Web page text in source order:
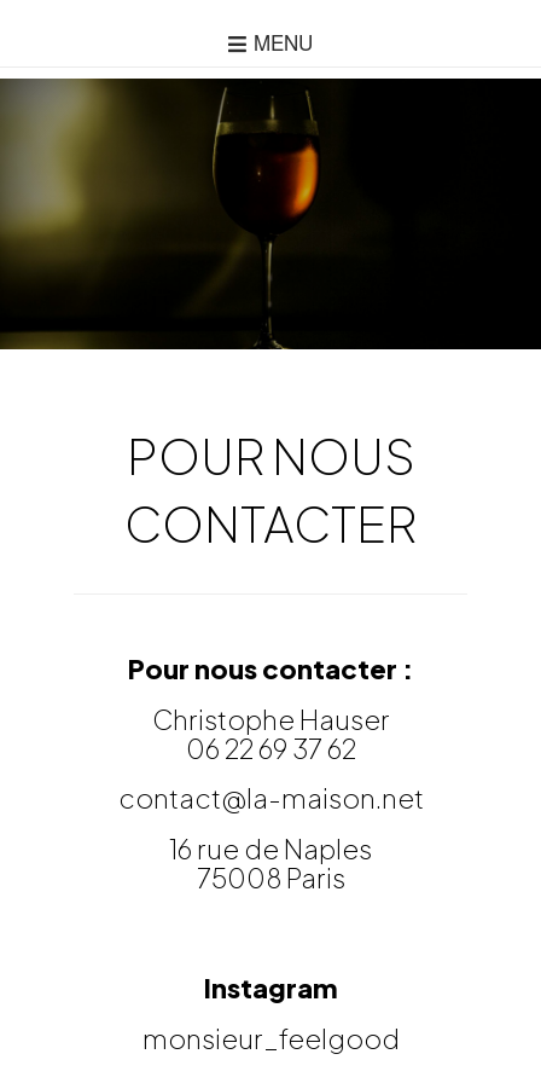
MENU
POUR NOUS
CONTACTER
Pour nous contacter :
Christophe Hauser
06 22 69 37 62
contact@la-maison.net
16 rue de Naples
75008 Paris
Instagram
monsieur_feelgood